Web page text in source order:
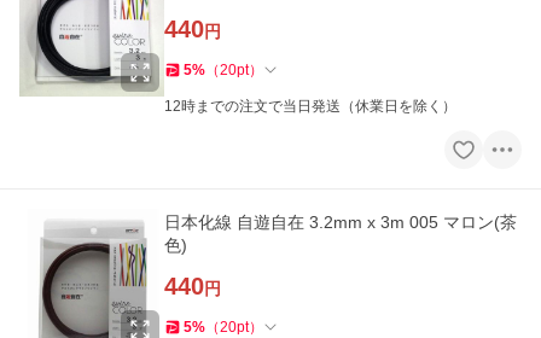
440円
5% （20pt）
12時までの注文で当日発送（休業日を除く）
日本化線 自遊自在 3.2mm x 3m 005 マロン(茶
色)
440円
5% （20pt）